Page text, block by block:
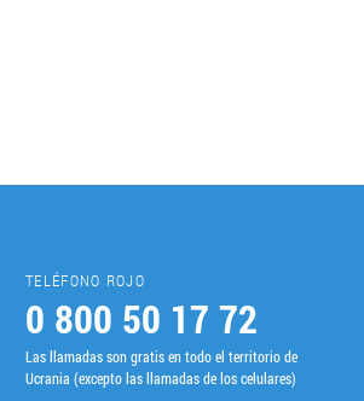
TELÉFONO ROJO
0 800 50 17 72
Las llamadas son gratis en todo el territorio de
Ucrania (excepto las llamadas de los celulares)